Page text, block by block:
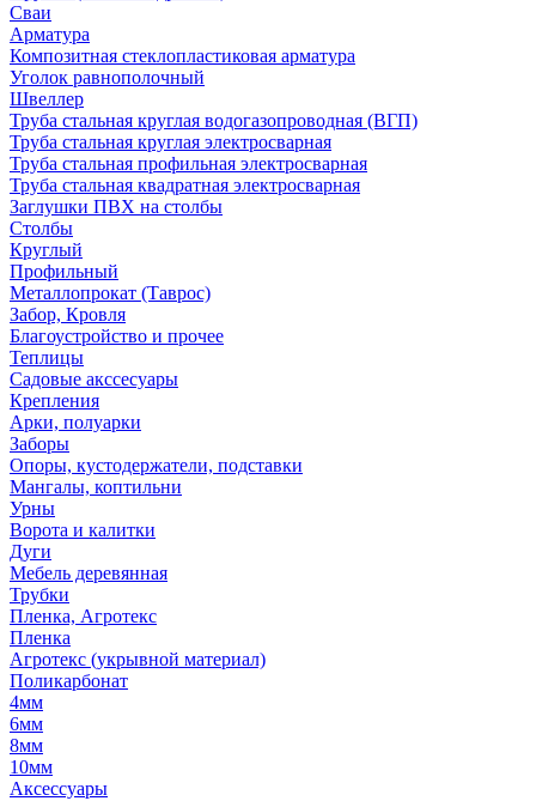
Сваи
Арматура
Композитная стеклопластиковая арматура
Уголок равнополочный
Швеллер
Труба стальная круглая водогазопроводная (ВГП)
Труба стальная круглая электросварная
Труба стальная профильная электросварная
Труба стальная квадратная электросварная
Заглушки ПВХ на столбы
Столбы
Круглый
Профильный
Металлопрокат (Таврос)
Забор, Кровля
Благоустройство и прочее
Теплицы
Садовые акссесуары
Крепления
Арки, полуарки
Заборы
Опоры, кустодержатели, подставки
Мангалы, коптильни
Урны
Ворота и калитки
Дуги
Мебель деревянная
Трубки
Пленка, Агротекс
Пленка
Агротекс (укрывной материал)
Поликарбонат
4мм
6мм
8мм
10мм
Аксессуары